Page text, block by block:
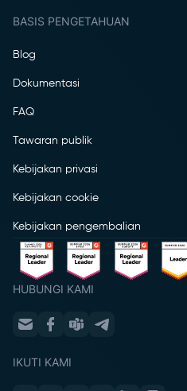
BASIS PENGETAHUAN
Blog
Dokumentasi
FAQ
Tawaran publik
Kebijakan privasi
Kebijakan cookie
Kebijakan pengembalian
HUBUNGI KAMI
IKUTI KAMI